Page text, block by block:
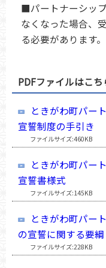
■パートナーシッ
なくなった場合、
る必要があります。
PDFファイルはこち
ときがわ町パー
宣誓制度の手引き
ファイルサイズ:460KB
ときがわ町パー
宣誓書様式
ファイルサイズ:145KB
ときがわ町パー
の宣誓に関する要綱
ファイルサイズ:228KB